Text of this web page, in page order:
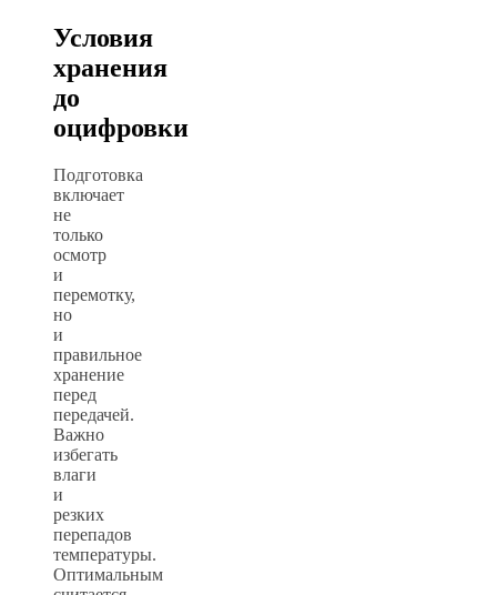
Условия
хранения
до
оцифровки
Подготовка
включает
не
только
осмотр
и
перемотку,
но
и
правильное
хранение
перед
передачей.
Важно
избегать
влаги
и
резких
перепадов
температуры.
Оптимальным